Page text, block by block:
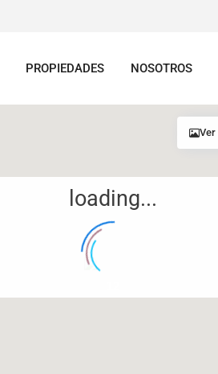
PROPIEDADES NOSOTROS
loading...
Ver